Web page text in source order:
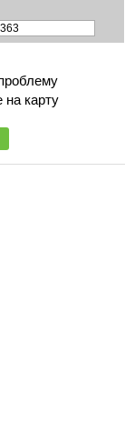
на карту